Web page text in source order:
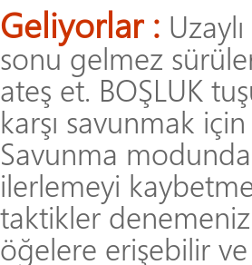
Geliyorlar :
sonu gelmez
ateş et. BOŞLUK
karşı savunmak
Savunma
ilerlemeyi
taktikler
öğelere erişebilir